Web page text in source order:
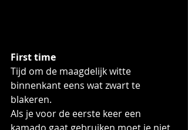
First time
Tijd om de maagdelijk witte
binnenkant eens wat zwart te
blakeren.
Als je voor de eerste keer een